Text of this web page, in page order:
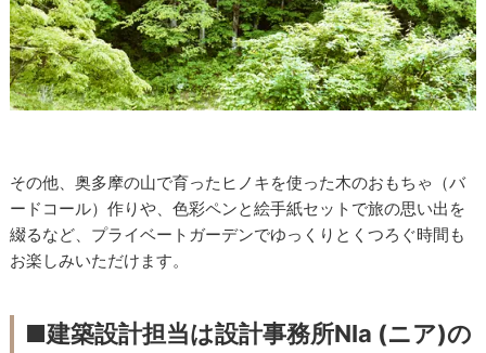
その他、奥多摩の山で育ったヒノキを使った木のおもちゃ（バ
ードコール）作りや、色彩ペンと絵手紙セットで旅の思い出を
綴るなど、プライベートガーデンでゆっくりとくつろぐ時間も
お楽しみいただけます。
■建築設計担当は設計事務所NIa (ニア)の